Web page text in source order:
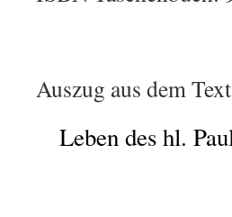
Auszug aus dem
Leben des hl.